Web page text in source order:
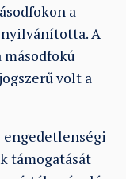
a
A
volt a
engedetlenségi
támogatását